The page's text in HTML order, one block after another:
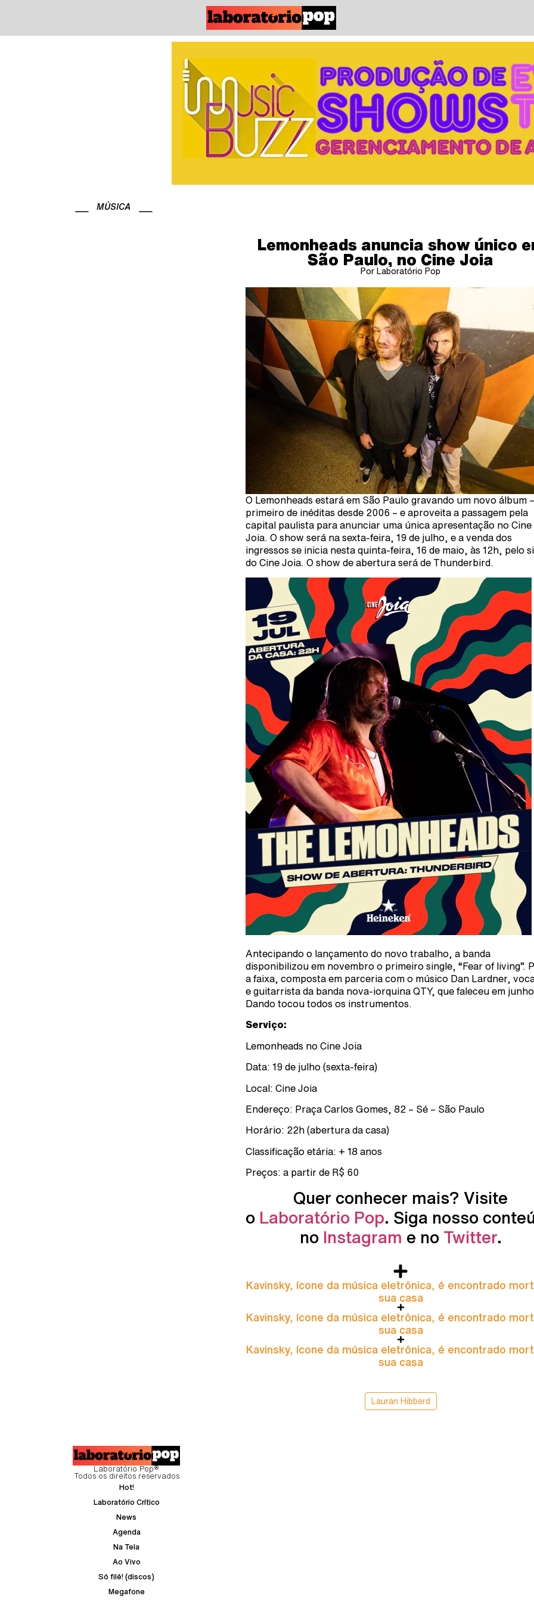
MÚSICA
Lemonheads anuncia show único
São Paulo, no Cine Joia
Por Laboratório Pop
O Lemonheads estará em São Paulo gravando um novo álbum
primeiro de inéditas desde 2006 – e aproveita a passagem pela
capital paulista para anunciar uma única apresentação no Cine
Joia. O show será na sexta-feira, 19 de julho, e a venda dos
ingressos se inicia nesta quinta-feira, 16 de maio, às 12h, pelo
do Cine Joia. O show de abertura será de Thunderbird.
Antecipando o lançamento do novo trabalho, a banda
disponibilizou em novembro o primeiro single, “Fear of living”.
a faixa, composta em parceria com o músico Dan Lardner,
e guitarrista da banda nova-iorquina QTY, que faleceu em
Dando tocou todos os instrumentos.
Serviço:
Lemonheads no Cine Joia
Data: 19 de julho (sexta-feira)
Local: Cine Joia
Endereço: Praça Carlos Gomes, 82 – Sé – São Paulo
Horário: 22h (abertura da casa)
Classificação etária: + 18 anos
Preços: a partir de R$ 60
Quer conhecer mais? Visite
o Laboratório Pop. Siga nosso
no Instagram e no Twitter.
Kavinsky, ícone da música eletrônica, é encontrado
sua casa
Kavinsky, ícone da música eletrônica, é encontrado
sua casa
Kavinsky, ícone da música eletrônica, é encontrado
sua casa
Lauran Hibberd
Laboratório Pop®
Todos os direitos reservados
Hot!
Laboratório Crítico
News
Agenda
Na Tela
Ao Vivo
Só filé! (discos)
Megafone